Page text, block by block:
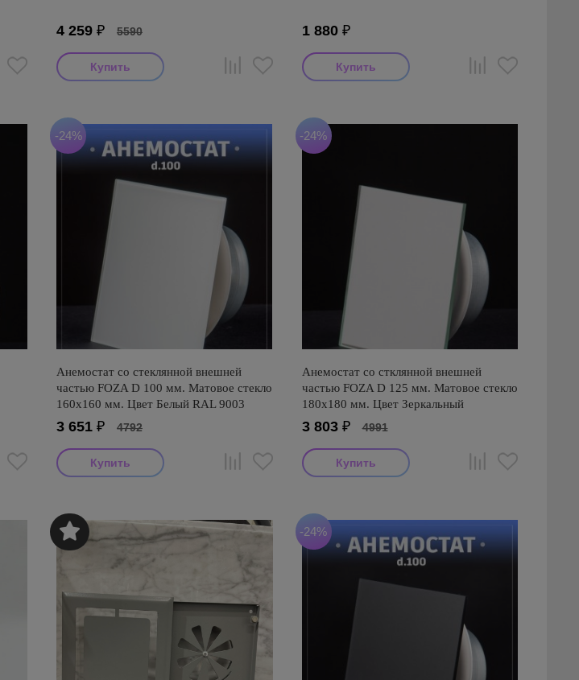
4 259 ₽ 5590 1 880₽
-24%
Анемостат со стеклянной внешней
частью FOZA D 100 мм. Матовое стекло
160х160 мм. Цвет Белый RAL 9003
Квадратный
3 651 ₽ 4792
-24%
Анемостат со стклянной внешней
частью FOZA D 125 мм. Матовое стекло
180х180 мм. Цвет Зеркальный
3 803₽ 4991
-24%